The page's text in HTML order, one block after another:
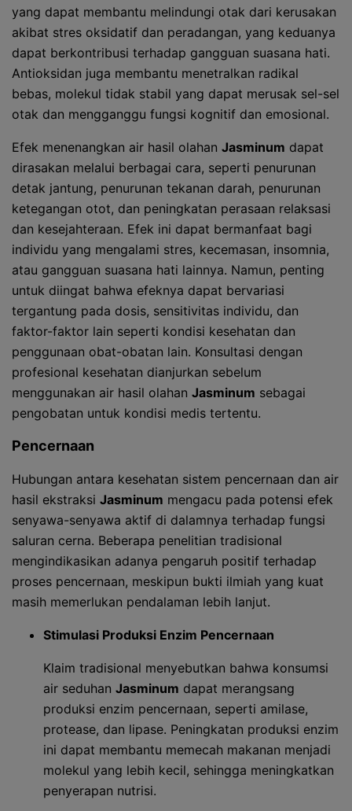
yang dapat membantu melindungi otak dari kerusakan
akibat stres oksidatif dan peradangan, yang keduanya
dapat berkontribusi terhadap gangguan suasana hati.
Antioksidan juga membantu menetralkan radikal
bebas, molekul tidak stabil yang dapat merusak sel-sel
otak dan mengganggu fungsi kognitif dan emosional.
Efek menenangkan air hasil olahan Jasminum dapat
dirasakan melalui berbagai cara, seperti penurunan
detak jantung, penurunan tekanan darah, penurunan
ketegangan otot, dan peningkatan perasaan relaksasi
dan kesejahteraan. Efek ini dapat bermanfaat bagi
individu yang mengalami stres, kecemasan, insomnia,
atau gangguan suasana hati lainnya. Namun, penting
untuk diingat bahwa efeknya dapat bervariasi
tergantung pada dosis, sensitivitas individu, dan
faktor-faktor lain seperti kondisi kesehatan dan
penggunaan obat-obatan lain. Konsultasi dengan
profesional kesehatan dianjurkan sebelum
menggunakan air hasil olahan Jasminum sebagai
pengobatan untuk kondisi medis tertentu.
Pencernaan
Hubungan antara kesehatan sistem pencernaan dan air
hasil ekstraksi Jasminum mengacu pada potensi efek
senyawa-senyawa aktif di dalamnya terhadap fungsi
saluran cerna. Beberapa penelitian tradisional
mengindikasikan adanya pengaruh positif terhadap
proses pencernaan, meskipun bukti ilmiah yang kuat
masih memerlukan pendalaman lebih lanjut.
Stimulasi Produksi Enzim Pencernaan
Klaim tradisional menyebutkan bahwa konsumsi
air seduhan Jasminum dapat merangsang
produksi enzim pencernaan, seperti amilase,
protease, dan lipase. Peningkatan produksi enzim
ini dapat membantu memecah makanan menjadi
molekul yang lebih kecil, sehingga meningkatkan
penyerapan nutrisi.